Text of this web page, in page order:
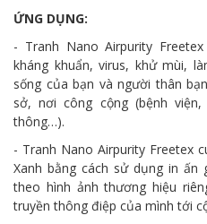
ỨNG DỤNG:
- Tranh Nano Airpurity
kháng khuẩn, virus, khử mùi,
sống của bạn và người thân
sở, nơi công cộng (bệnh
thông…).
- Tranh Nano Airpurity Freetex
Xanh bằng cách sử dụng in ấn
theo hình ảnh thương hiệu
truyền thông điệp của mình tới